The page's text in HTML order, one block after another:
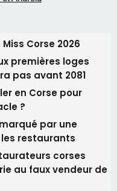
Corse 2026
premières loges
pas avant 2081
en Corse pour
?
par une
restaurants
corses
au faux vendeur de